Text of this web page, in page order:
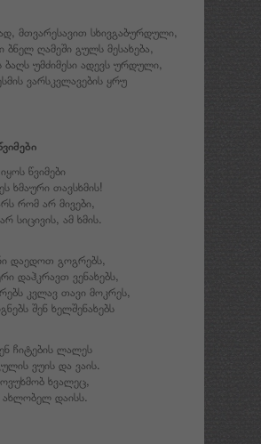
მთვარესავით სხივგაბურდული,
ბნელ ღამეში გულს მესახება,
ბაღს უმძიმესი ადევს ურდული,
ვარსკვლავების ყრუ
წვიმები
ხმაური თავსხმის!
რომ არ მივები,
სიცივის, ამ ხმის.
დაედოთ გოგრებს,
დაჰკრავთ ვენახებს,
კვლავ თავი მოკრეს,
შენ ხელშენახებს
ჩიტების ლალეს
ვუის და ვაის.
ხვალეც,
ახლობელ დაისს.